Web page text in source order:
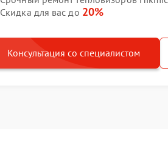
Скидка для вас до 20%
Консультация со специалистом